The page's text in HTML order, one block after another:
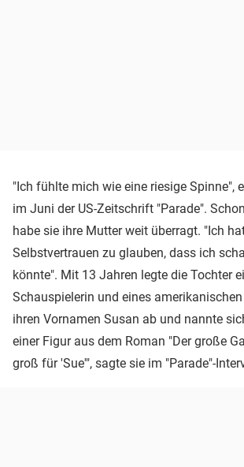
"Ich fühlte mich wie eine riesige Spinne",
im Juni der US-Zeitschrift "Parade".
habe sie ihre Mutter weit überragt. "Ich
Selbstvertrauen zu glauben, dass ich
könnte". Mit 13 Jahren legte die Tochter
Schauspielerin und eines
ihren Vornamen Susan ab und nannte
einer Figur aus dem Roman "Der große
groß für 'Sue'", sagte sie im "Parade"-